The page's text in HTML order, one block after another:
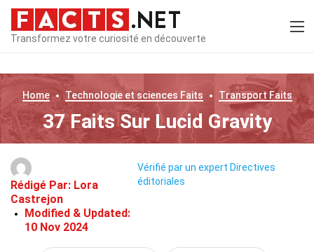
Transformez votre curiosité en découverte
Home Technologie et sciences Faits Transport Faits
37 Faits Sur Lucid Gravity
Rédigé Par: Lora
Castrejon
Modified & Updated:
10 Nov 2024
Vérifié par un expert Directives
éditoriales